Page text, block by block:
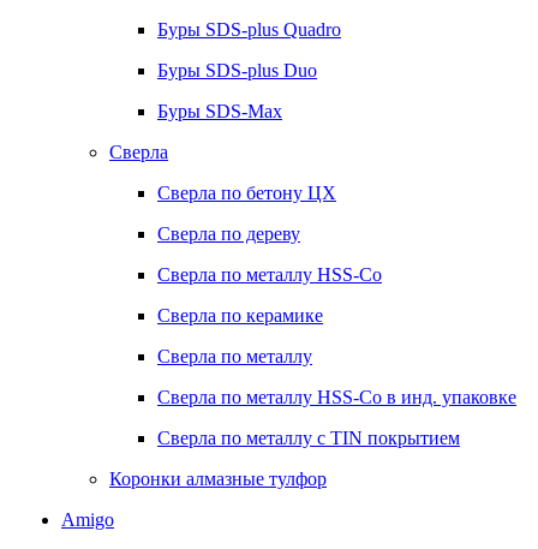
Буры SDS-plus Quadro
Буры SDS-plus Duo
Буры SDS-Max
Сверла
Сверла по бетону ЦХ
Сверла по дереву
Сверла по металлу HSS-Co
Сверла по керамике
Сверла по металлу
Сверла по металлу HSS-Co в инд. упаковке
Сверла по металлу с TIN покрытием
Коронки алмазные тулфор
Amigo